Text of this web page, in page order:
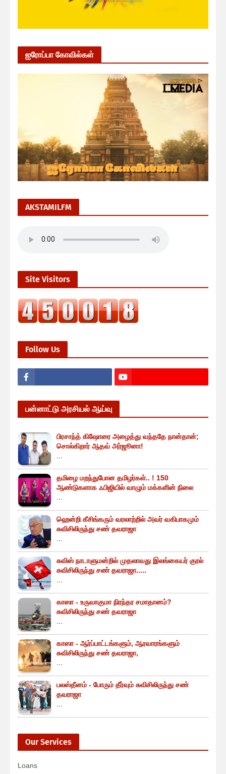
ஐரோப்பா கோவில்கள்
AKSTAMILFM
Site Visitors
Follow Us
பன்னாட்டு அரசியல் ஆய்வு
பிரசாந்த் கிஷோரை அழைத்து வந்ததே நான்தான்;
சொல்கிறார் ஆதவ் அர்ஜூனா!
தமிழை மறந்துபோன தமிழர்கள்.. ! 150
ஆண்டுகளாக ஃபிஜியில் வாழும் மக்களின் நிலை
ஹென்றி கீசிங்கரும் வரலாற்றில் அவர் வகிபாகமும்
சுவிசிலிருந்து சண் தவராஜா
சுவிஸ் நாடாளுமன்றில் முதலாவது இலங்கையர் குரல்
சுவிசிலிருந்து சண் தவராஜா.....
காஸா - உருவாகுமா நிரந்தர சமாதானம்?
சுவிசிலிருந்து சண் தவராஜா
காஸா - ஆர்ப்பாட்டங்களும், ஆரவாரங்களும்
சுவிசிலிருந்து சண் தவராஜா,
பலஸ்தீனம் - போரும் தீர்வும் சுவிசிலிருந்து சண்
தவராஜா
Our Services
Loans